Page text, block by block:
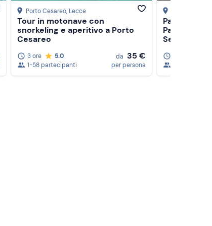
Porto Cesareo, Lecce
Tour in motonave con
snorkeling e aperitivo a Porto
Cesareo
3 ore
5.0
1-58 partecipanti
da 35 €
per persona
Parco
Selvaggio